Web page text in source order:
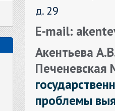
д. 29
E-mail:
Акентьева
проблемы